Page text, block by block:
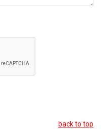
back to top